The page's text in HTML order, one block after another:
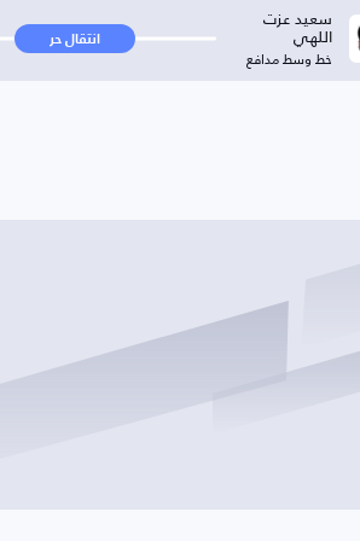
سعيد عزت
اللهي
خط وسط مدافع
انتقال حر